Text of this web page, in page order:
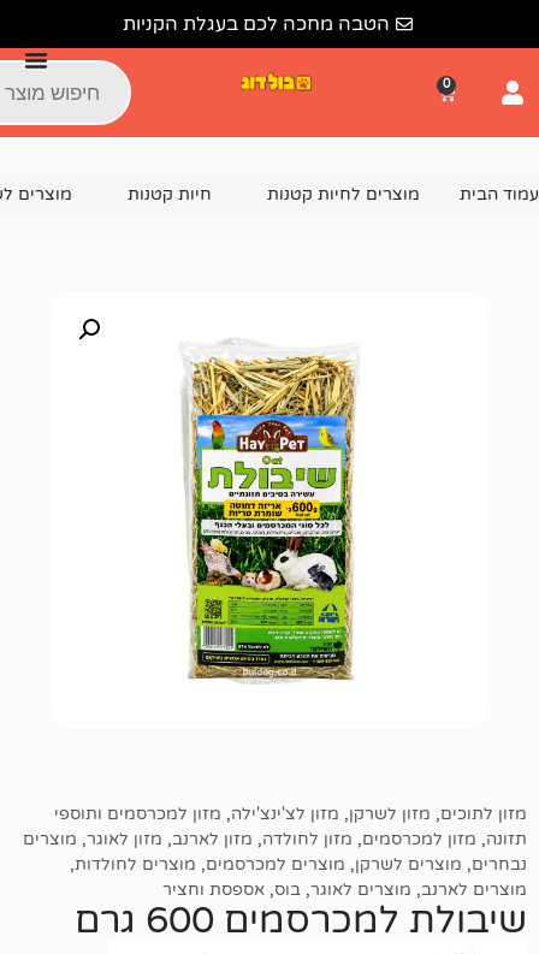
הטבה מחכה לכם בעגלת הקניות
לחיות קטנות חיות קטנות מוצרים לשרקן מזון
לשרקן,מזון לצ'ינצ'ילה,מזון למכרסמים ותוספי
,מזון לחולדה,מזון לארנב,מזון לאוגר ,מוצרים
לשרקן,מוצרים למכרסמים,מוצרים לחולדות,
לאוגר,בוס,אספסת וחציר
600 גרם